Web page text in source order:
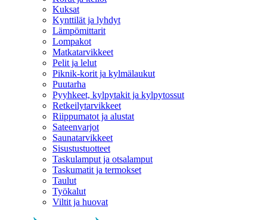
Kuksat
Kynttilät ja lyhdyt
Lämpömittarit
Lompakot
Matkatarvikkeet
Pelit ja lelut
Piknik-korit ja kylmälaukut
Puutarha
Pyyhkeet, kylpytakit ja kylpytossut
Retkeilytarvikkeet
Riippumatot ja alustat
Sateenvarjot
Saunatarvikkeet
Sisustustuotteet
Taskulamput ja otsalamput
Taskumatit ja termokset
Taulut
Työkalut
Viltit ja huovat